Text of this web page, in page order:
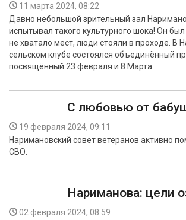
11 марта 2024, 08:22
Давно небольшой зрительный зал
испытывал такого культурного шока! Он
не хватало мест, люди стояли в проходе. В
сельском клубе состоялся объединённый
посвящённый 23 февраля и 8 Марта.
С любовью от
19 февраля 2024, 09:11
Наримановский совет ветеранов активно
СВО.
Нариманова: цели
02 февраля 2024, 08:59